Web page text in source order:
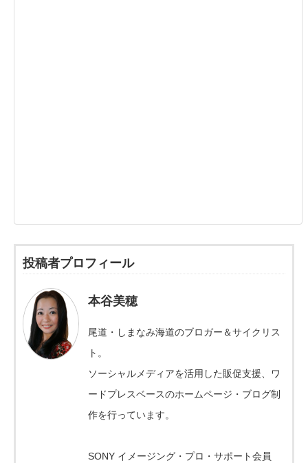
投稿者プロフィール
本谷美穂
尾道・しまなみ海道のブロガー＆サイクリス
ト。
ソーシャルメディアを活用した販促支援、ワ
ードプレスベースのホームページ・ブログ制
作を行っています。
SONY イメージング・プロ・サポート会員